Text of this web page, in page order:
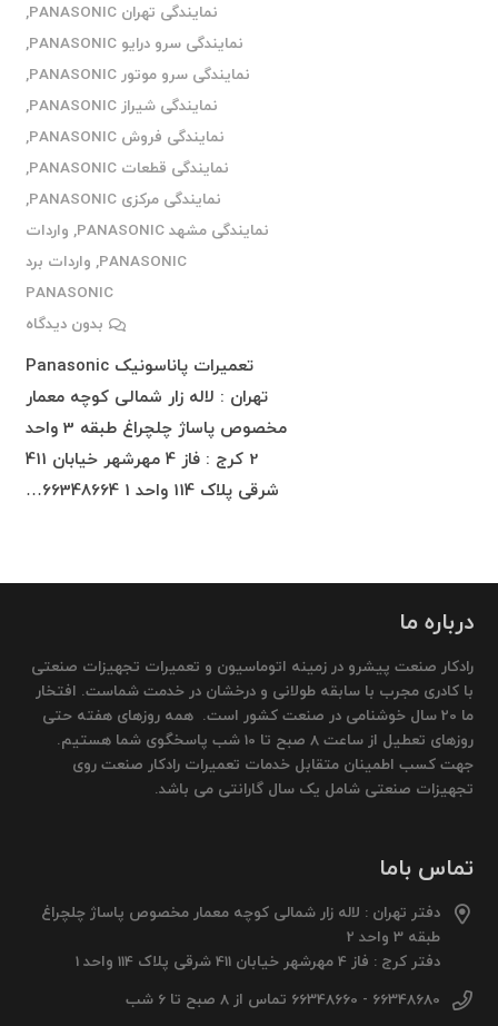
نمایندگی تهران PANASONIC
,
نمایندگی سرو درایو PANASONIC
,
نمایندگی سرو موتور PANASONIC
,
نمایندگی شیراز PANASONIC
,
نمایندگی فروش PANASONIC
,
نمایندگی قطعات PANASONIC
,
نمایندگی مرکزی PANASONIC
,
نمایندگی مشهد PANASONIC
, واردات
PANASONIC
, واردات برد
PANASONIC
بدون دیدگاه
تعمیرات پاناسونیک Panasonic
تهران : لاله زار شمالی کوچه معمار
مخصوص پاساژ چلچراغ طبقه 3 واحد
2 کرج : فاز 4 مهرشهر خیابان 411
شرقی پلاک 114 واحد 1 66348664…
درباره ما
رادکار صنعت پیشرو در زمینه اتوماسیون و تعمیرات تجهیزات صنعتی
با کادری مجرب با سابقه طولانی و درخشان در خدمت شماست. افتخار
ما 20 سال خوشنامی در صنعت کشور است. همه روزهای هفته حتی
روزهای تعطیل از ساعت 8 صبح تا 10 شب پاسخگوی شما هستیم.
جهت کسب اطمینان متقابل خدمات تعمیرات رادکار صنعت روی
تجهیزات صنعتی شامل یک سال گارانتی می باشد.
تماس باما
دفتر تهران : لاله زار شمالی کوچه معمار مخصوص پاساژ چلچراغ
طبقه 3 واحد 2
دفتر کرج : فاز 4 مهرشهر خیابان 411 شرقی پلاک 114 واحد 1
66348680 - 66348660 تماس از 8 صبح تا 6 شب